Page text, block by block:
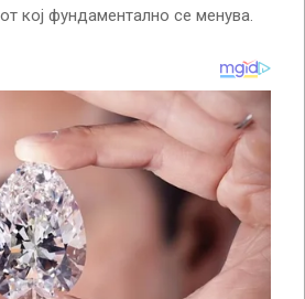
кој фундаментално се менува.